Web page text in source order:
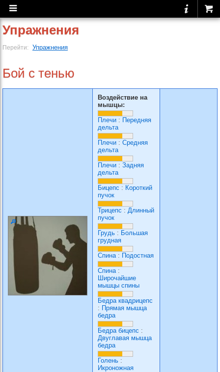
Упражнения
Перейти: Упражнения
Бой с тенью
Воздействие на
мышцы:
Плечи : Передняя
дельта
Плечи : Средняя
дельта
Плечи : Задняя
дельта
Бицепс : Короткий
пучок
Трицепс : Длинный
пучок
Грудь : Большая
грудная
Спина: Подостная
Спина:
Широчайшие
мышцы спины
Бедра квадрицепс
: Прямая мышца
бедра
Бедра бицепс :
Двуглавая мышца
бедра
Голень :
Икроножная